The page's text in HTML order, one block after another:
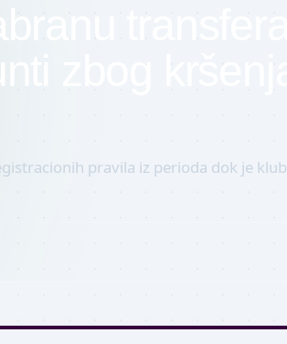
transfera i
zbog kršenja
pravila iz perioda dok je klub